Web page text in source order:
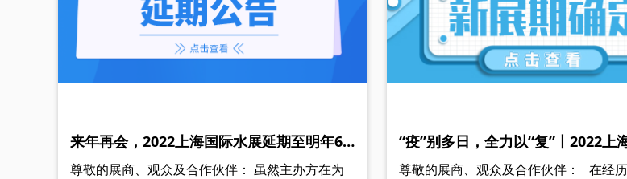
来年再会，2022上海国际水展延期至明年6
月
尊敬的展商、观众及合作伙伴： 虽然主办方在为
“疫”别多日，全力以“复”丨2022上
展定档10月
尊敬的展商、观众及合作伙伴： 在经历了无数焦